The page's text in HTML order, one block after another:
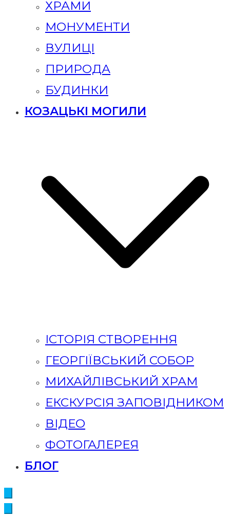
ХРАМИ
МОНУМЕНТИ
ВУЛИЦІ
ПРИРОДА
БУДИНКИ
КОЗАЦЬКІ МОГИЛИ
ІСТОРІЯ СТВОРЕННЯ
ГЕОРГІЇВСЬКИЙ СОБОР
МИХАЙЛІВСЬКИЙ ХРАМ
ЕКСКУРСІЯ ЗАПОВІДНИКОМ
ВІДЕО
ФОТОГАЛЕРЕЯ
БЛОГ